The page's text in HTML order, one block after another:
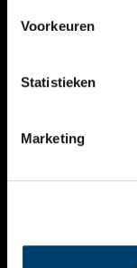
Voorkeuren
Statistieken
Marketing
KALENDER
THEMA’S
VIDEO’S
CONTACT